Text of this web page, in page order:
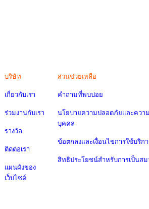
บริษัท
เกี่ยวกับเรา
ร่วมงานกับเรา
รางวัล
ติดต่อเรา
แผนผังของ
เว็บไซต์
ส่วนช่วยเหลือ
คำถามที่พบบ่อย
นโยบายความปลอดภัยและควา
บุคคล
ข้อตกลงและเงื่อนไขการใช้บริก
สิทธิประโยชน์สำหรับการเป็นส